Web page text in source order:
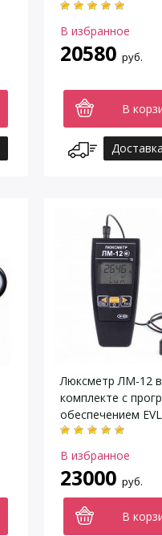
В избранное
20580 руб.
В
Люксметр ЛМ-12 в
комплекте с
обеспечением EVL
В избранное
23000 руб.
В